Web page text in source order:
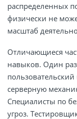
распределенных
физически не
масштаб
Отличающиеся
навыков. Один
серверную
Специалисты по
угроз.